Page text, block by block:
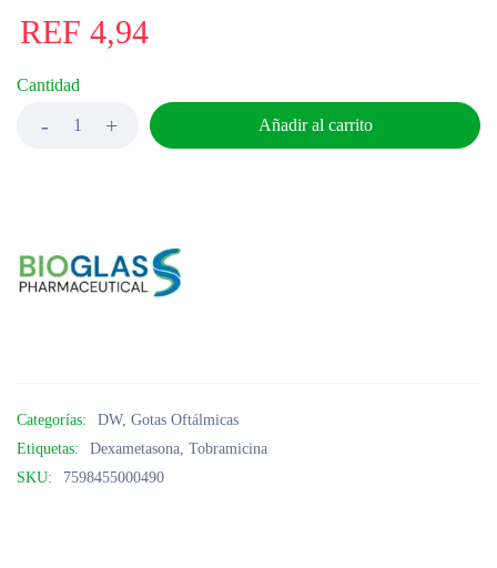
REF 4,94
Cantidad
Añadir al carrito
Categorías: DW, Gotas Oftálmicas
Etiquetas:
Dexametasona, Tobramicina
SKU:
7598455000490